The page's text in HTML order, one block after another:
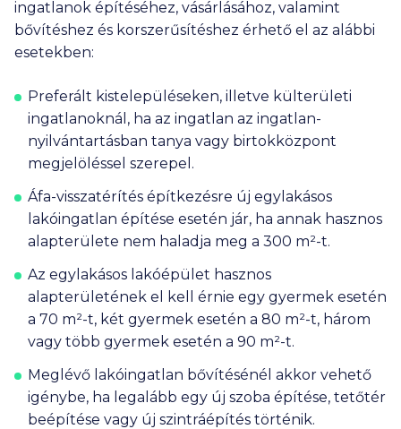
ingatlanok építéséhez, vásárlásához, valamint
bővítéshez és korszerűsítéshez érhető el az alábbi
esetekben:
Preferált kistelepüléseken, illetve külterületi
ingatlanoknál, ha az ingatlan az ingatlan-
nyilvántartásban tanya vagy birtokközpont
megjelöléssel szerepel.
Áfa-visszatérítés építkezésre új egylakásos
lakóingatlan építése esetén jár, ha annak hasznos
alapterülete nem haladja meg a 300 m²-t.
Az egylakásos lakóépület hasznos
alapterületének el kell érnie egy gyermek esetén
a 70 m²-t, két gyermek esetén a 80 m²-t, három
vagy több gyermek esetén a 90 m²-t.
Meglévő lakóingatlan bővítésénél akkor vehető
igénybe, ha legalább egy új szoba építése, tetőtér
beépítése vagy új szintráépítés történik.